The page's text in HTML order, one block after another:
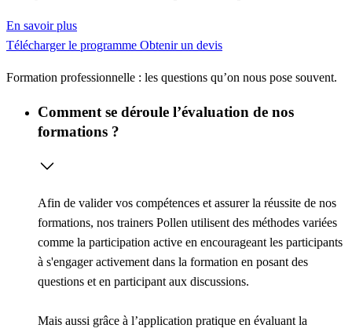
En savoir plus
Télécharger le programme Obtenir un devis
Formation professionnelle : les questions qu’on nous pose souvent.
Comment se déroule l’évaluation de nos
formations ?
Afin de valider vos compétences et assurer la réussite de nos
formations, nos trainers Pollen utilisent des méthodes variées
comme la participation active en encourageant les participants
à s'engager activement dans la formation en posant des
questions et en participant aux discussions.
Mais aussi grâce à l’application pratique en évaluant la